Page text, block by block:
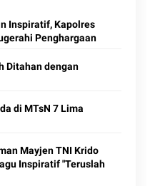
Inspiratif, Kapolres
Penghargaan
Ditahan dengan
di MTsN 7 Lima
Mayjen TNI Krido
Inspiratif "Teruslah